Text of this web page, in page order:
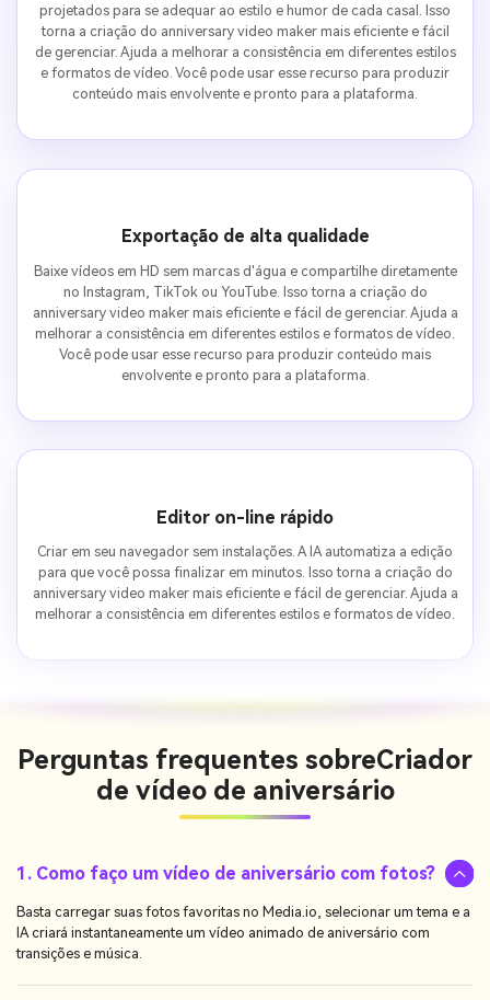
projetados para se adequar ao estilo e humor de cada casal. Isso
torna a criação do anniversary video maker mais eficiente e fácil
de gerenciar. Ajuda a melhorar a consistência em diferentes estilos
e formatos de vídeo. Você pode usar esse recurso para produzir
conteúdo mais envolvente e pronto para a plataforma.
Exportação de alta qualidade
Baixe vídeos em HD sem marcas d'água e compartilhe diretamente
no Instagram, TikTok ou YouTube. Isso torna a criação do
anniversary video maker mais eficiente e fácil de gerenciar. Ajuda a
melhorar a consistência em diferentes estilos e formatos de vídeo.
Você pode usar esse recurso para produzir conteúdo mais
envolvente e pronto para a plataforma.
Editor on-line rápido
Criar em seu navegador sem instalações. A IA automatiza a edição
para que você possa finalizar em minutos. Isso torna a criação do
anniversary video maker mais eficiente e fácil de gerenciar. Ajuda a
melhorar a consistência em diferentes estilos e formatos de vídeo.
Perguntas frequentes sobreCriador
de vídeo de aniversário
1. Como faço um vídeo de aniversário com fotos?
Basta carregar suas fotos favoritas no Media.io, selecionar um tema e a
IA criará instantaneamente um vídeo animado de aniversário com
transições e música.